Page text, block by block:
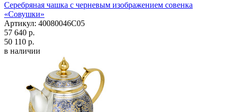
Серебряная чашка с черневым изображением совенка
«Совушки»
Артикул: 40080046С05
57 640 р.
50 110 р.
в наличии